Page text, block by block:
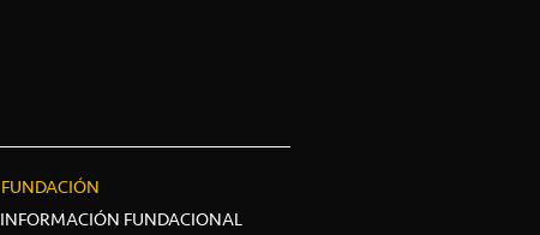
FUNDACIÓN
INFORMACIÓN FUNDACIONAL